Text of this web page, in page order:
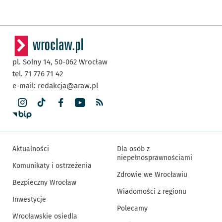
pl. Solny 14, 50-062 Wrocław
tel. 71 776 71 42
e-mail: redakcja@araw.pl
Aktualności
Komunikaty i ostrzeżenia
Bezpieczny Wrocław
Inwestycje
Wrocławskie osiedla
Dla osób z
niepełnosprawnościami
Zdrowie we Wrocławiu
Wiadomości z regionu
Polecamy